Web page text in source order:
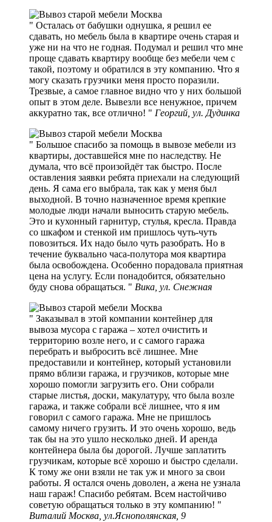
Осталась от бабушки однушка, я решил ее
сдавать, но мебель была в квартире очень старая и
уже ни на что не годная. Подумал и решил что мне
проще сдавать квартиру вообще без мебели чем с
такой, поэтому и обратился в эту компанию. Что я
могу сказать грузчики меня просто поразили.
Трезвые, а самое главное видно что у них большой
опыт в этом деле. Вывезли все ненужное, причем
аккуратно так, все отлично!
Георгий, ул. Дудинка
Большое спасибо за помощь в вывозе мебели из
квартиры, доставшейся мне по наследству. Не
думала, что всё произойдёт так быстро. После
оставления заявки ребята приехали на следующий
день. Я сама его выбрала, так как у меня был
выходной. В точно назначенное время крепкие
молодые люди начали выносить старую мебель.
Это и кухонный гарнитур, стулья, кресла. Правда
со шкафом и стенкой им пришлось чуть-чуть
повозиться. Их надо было чуть разобрать. Но в
течение буквально часа-полутора моя квартира
была освобождена. Особенно порадовала приятная
цена на услугу. Если понадобится, обязательно
буду снова обращаться.
Вика, ул. Снежная
Заказывал в этой компании контейнер для
вывоза мусора с гаража – хотел очистить и
территорию возле него, и с самого гаража
перебрать и выбросить всё лишнее. Мне
предоставили и контейнер, который установили
прямо вблизи гаража, и грузчиков, которые мне
хорошо помогли загрузить его. Они собрали
старые листья, доски, макулатуру, что была возле
гаража, и также собрали всё лишнее, что я им
говорил с самого гаража. Мне не пришлось
самому ничего грузить. И это очень хорошо, ведь
так бы на это ушло несколько дней. И аренда
контейнера была бы дорогой. Лучше заплатить
грузчикам, которые всё хорошо и быстро сделали.
К тому же они взяли не так уж и много за свои
работы. Я остался очень доволен, а жена не узнала
наш гараж! Спасибо ребятам. Всем настойчиво
советую обращаться только в эту компанию!
Виталий Москва, ул.Яснополянская, 9